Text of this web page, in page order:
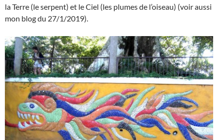
la Terre (le serpent) et le Ciel (les plumes de l’oiseau) (voir aussi
mon blog du 27/1/2019).